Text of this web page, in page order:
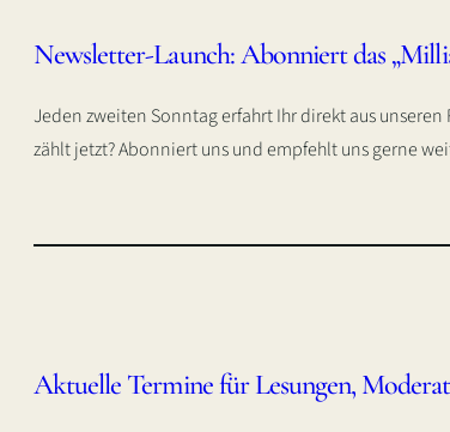
Newsletter-Launch: Abonniert das
Jeden zweiten Sonntag erfahrt Ihr direkt aus
zählt jetzt? Abonniert uns und empfehlt uns gerne
Aktuelle Termine für Lesungen,